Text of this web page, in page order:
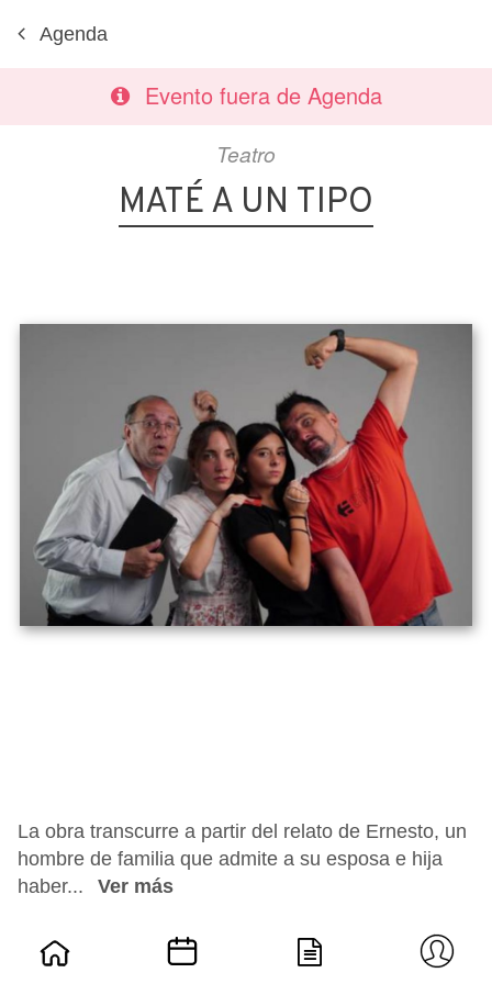
Agenda
Evento fuera de Agenda
Teatro
MATÉ A UN TIPO
La obra transcurre a partir del relato de Ernesto, un
hombre de familia que admite a su esposa e hija
haber...
Ver más